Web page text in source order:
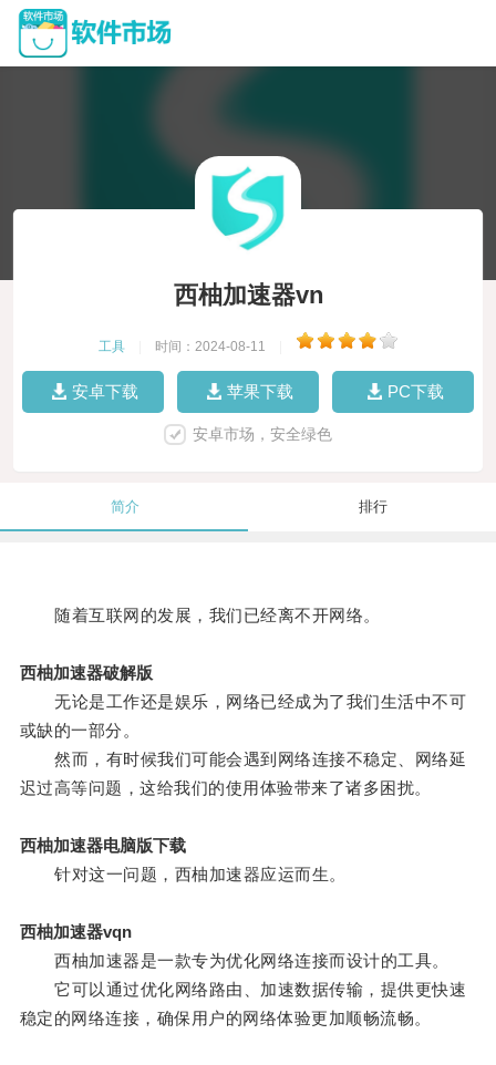
西柚加速器vn
工具 时间：2024-08-11
安卓下载 苹果下载 PC下载
安卓市场，安全绿色
简介 排行
随着互联网的发展，我们已经离不开网络。
西柚加速器破解版
无论是工作还是娱乐，网络已经成为了我们生活中不可
或缺的一部分。
然而，有时候我们可能会遇到网络连接不稳定、网络延
迟过高等问题，这给我们的使用体验带来了诸多困扰。
西柚加速器电脑版下载
针对这一问题，西柚加速器应运而生。
西柚加速器vqn
西柚加速器是一款专为优化网络连接而设计的工具。
它可以通过优化网络路由、加速数据传输，提供更快速
稳定的网络连接，确保用户的网络体验更加顺畅流畅。